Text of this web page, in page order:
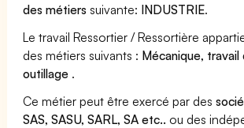
des métiers suivante: INDUSTRIE.
Le travail Ressortier / Ressortière
des métiers suivants : Mécanique,
outillage .
Ce métier peut être exercé par des
SAS, SASU, SARL, SA etc.. ou des